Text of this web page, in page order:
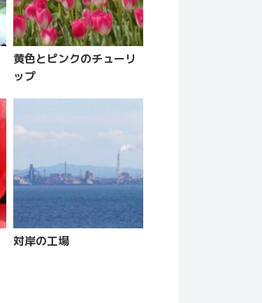
黄色とピンクのチューリ
ップ
対岸の工場